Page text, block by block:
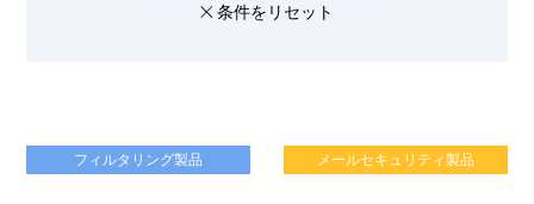
条件をリセット
フィルタリング製品 メールセキュリティ製品